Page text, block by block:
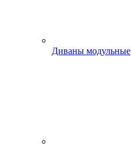
Диваны модульные